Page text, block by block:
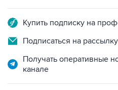
Купить подписку на
Подписаться на
Получать оперативные
канале